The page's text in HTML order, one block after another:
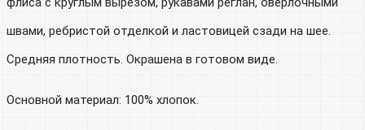
швами, ребристой отделкой и ластовицей сзади на шее.
Средняя плотность. Окрашена в готовом виде.
Основной материал: 100% хлопок.